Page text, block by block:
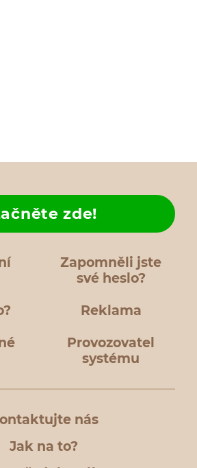
Zapomněli jste
své heslo?
zde!
Reklama
Provozovatel
systému
nás
Jak na to?